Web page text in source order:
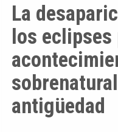
La
los eclipses
antigüedad